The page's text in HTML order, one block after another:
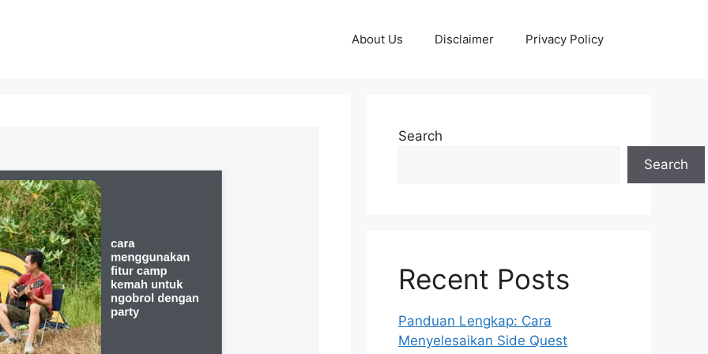
About Us Disclaimer Privacy Policy
Search
Search
Recent Posts
Panduan Lengkap: Cara
Menyelesaikan Side Quest